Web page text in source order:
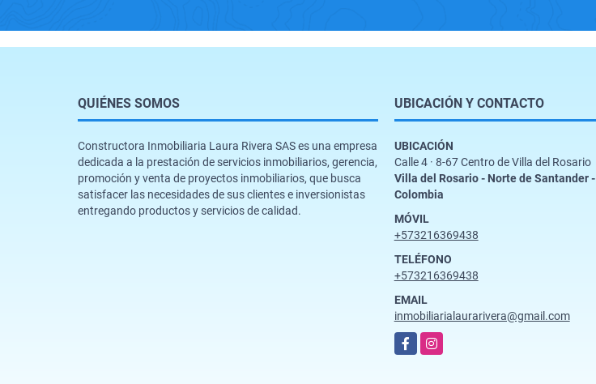
QUIÉNES SOMOS
Constructora Inmobiliaria Laura Rivera SAS es una empresa
dedicada a la prestación de servicios inmobiliarios, gerencia,
promoción y venta de proyectos inmobiliarios, que busca
satisfacer las necesidades de sus clientes e inversionistas
entregando productos y servicios de calidad.
UBICACIÓN Y CONTACTO
UBICACIÓN
Calle 4 · 8-67 Centro de Villa del Rosario
Villa del Rosario - Norte de Santander -
Colombia
MÓVIL
+573216369438
TELÉFONO
+573216369438
EMAIL
inmobiliarialaurarivera@gmail.com
FacebookInstagram